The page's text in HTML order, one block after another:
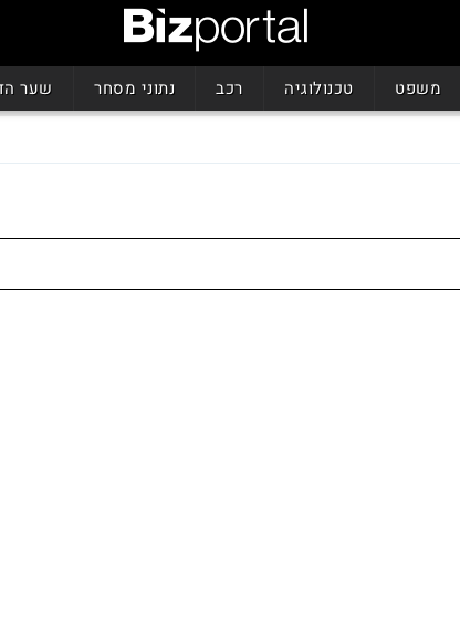
משפט טכנולוגיה רכב נתוני מסחר שער